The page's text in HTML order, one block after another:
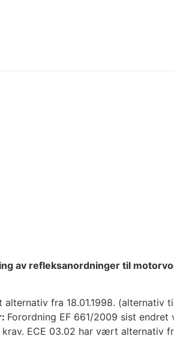
av refleksanordninger til
fra 18.01.1998. (alternativ
Forordning EF 661/2009 sist
ECE 03.02 har vært alternativ